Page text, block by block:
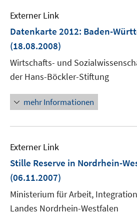
Externer Link
Datenkarte 2012: Baden-
(18.08.2008)
Wirtschafts- und
der Hans-Böckler-Stiftung
mehr Informationen
Externer Link
Stille Reserve in Nordrhein-
(06.11.2007)
Ministerium für Arbeit,
Landes Nordrhein-Westfalen